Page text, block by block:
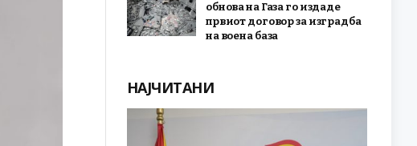
обнова на Газа го издаде
првиот договор за изградба
на воена база
НАЈЧИТАНИ